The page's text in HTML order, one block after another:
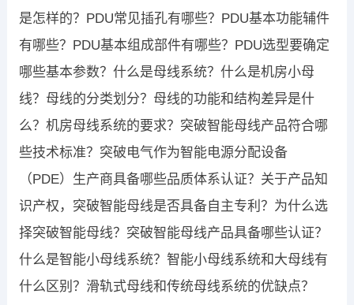
是怎样的？PDU常见插孔有哪些？PDU基本功能辅件
有哪些？PDU基本组成部件有哪些？PDU选型要确定
哪些基本参数？什么是母线系统？什么是机房小母
线？母线的分类划分？母线的功能和结构差异是什
么？机房母线系统的要求？突破智能母线产品符合哪
些技术标准？突破电气作为智能电源分配设备
（PDE）生产商具备哪些品质体系认证？关于产品知
识产权，突破智能母线是否具备自主专利？为什么选
择突破智能母线？突破智能母线产品具备哪些认证？
什么是智能小母线系统？智能小母线系统和大母线有
什么区别？滑轨式母线和传统母线系统的优缺点？